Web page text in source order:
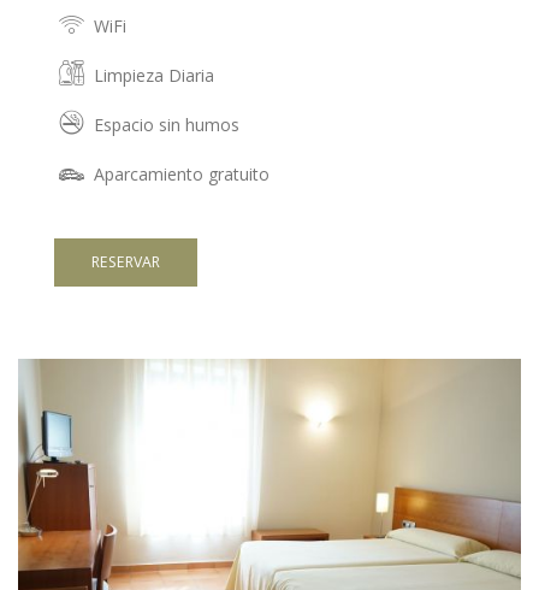
WiFi
Limpieza Diaria
Espacio sin humos
Aparcamiento gratuito
RESERVAR